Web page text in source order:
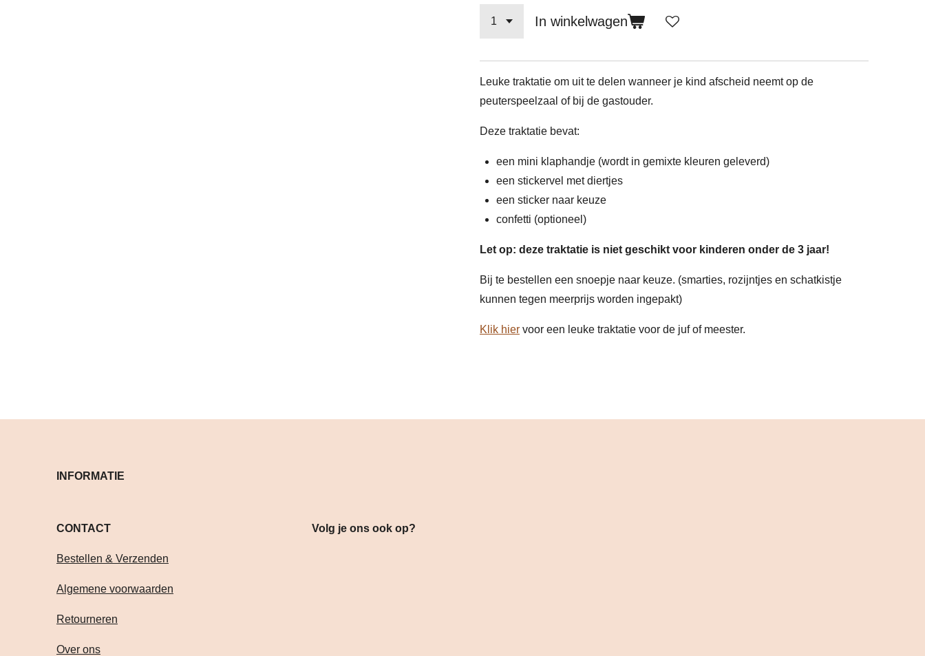
In winkelwagen
Leuke traktatie om uit te delen wanneer je kind afscheid neemt op de
peuterspeelzaal of bij de gastouder.
Deze traktatie bevat:
een mini klaphandje (wordt in gemixte kleuren geleverd)
een stickervel met diertjes
een sticker naar keuze
confetti (optioneel)
Let op: deze traktatie is niet geschikt voor kinderen onder de 3 jaar!
Bij te bestellen een snoepje naar keuze. (smarties, rozijntjes en schatkistje
kunnen tegen meerprijs worden ingepakt)
Klik hier voor een leuke traktatie voor de juf of meester.
INFORMATIE
CONTACT Volg je ons ook op?
Bestellen & Verzenden
Algemene voorwaarden
Retourneren
Over ons